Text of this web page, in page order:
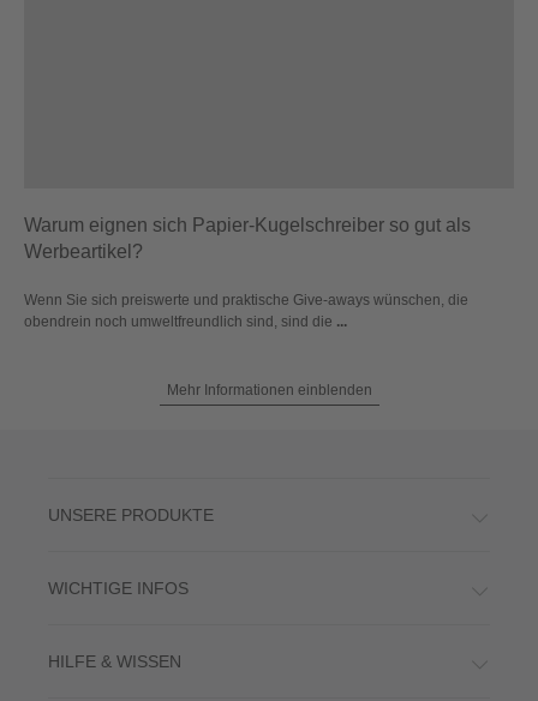
Warum eignen sich Papier-Kugelschreiber so gut als
Werbeartikel?
Wenn Sie sich preiswerte und praktische Give-aways wünschen, die
obendrein noch umweltfreundlich sind, sind die ...
Mehr Informationen einblenden
UNSERE PRODUKTE
WICHTIGE INFOS
HILFE & WISSEN